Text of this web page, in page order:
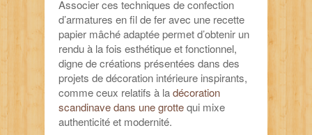
Associer ces techniques de confection
d’armatures en fil de fer avec une recette
papier mâché adaptée permet d’obtenir un
rendu à la fois esthétique et fonctionnel,
digne de créations présentées dans des
projets de décoration intérieure inspirants,
comme ceux relatifs à ladécoration
scandinave dans une grottequi mixe
authenticité et modernité.